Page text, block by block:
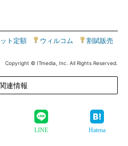
ト定額 ウィルコム 割賦販売
Copyright © ITmedia, Inc. All Rights Reserved.
連情報
LINE Hatena